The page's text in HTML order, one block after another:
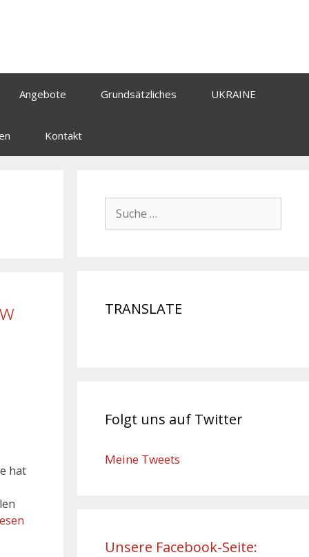
Angebote Grundsätzliches UKRAINE
Kontakt
hat
TRANSLATE
Folgt uns auf Twitter
Meine Tweets
Unsere Facebook-Seite: